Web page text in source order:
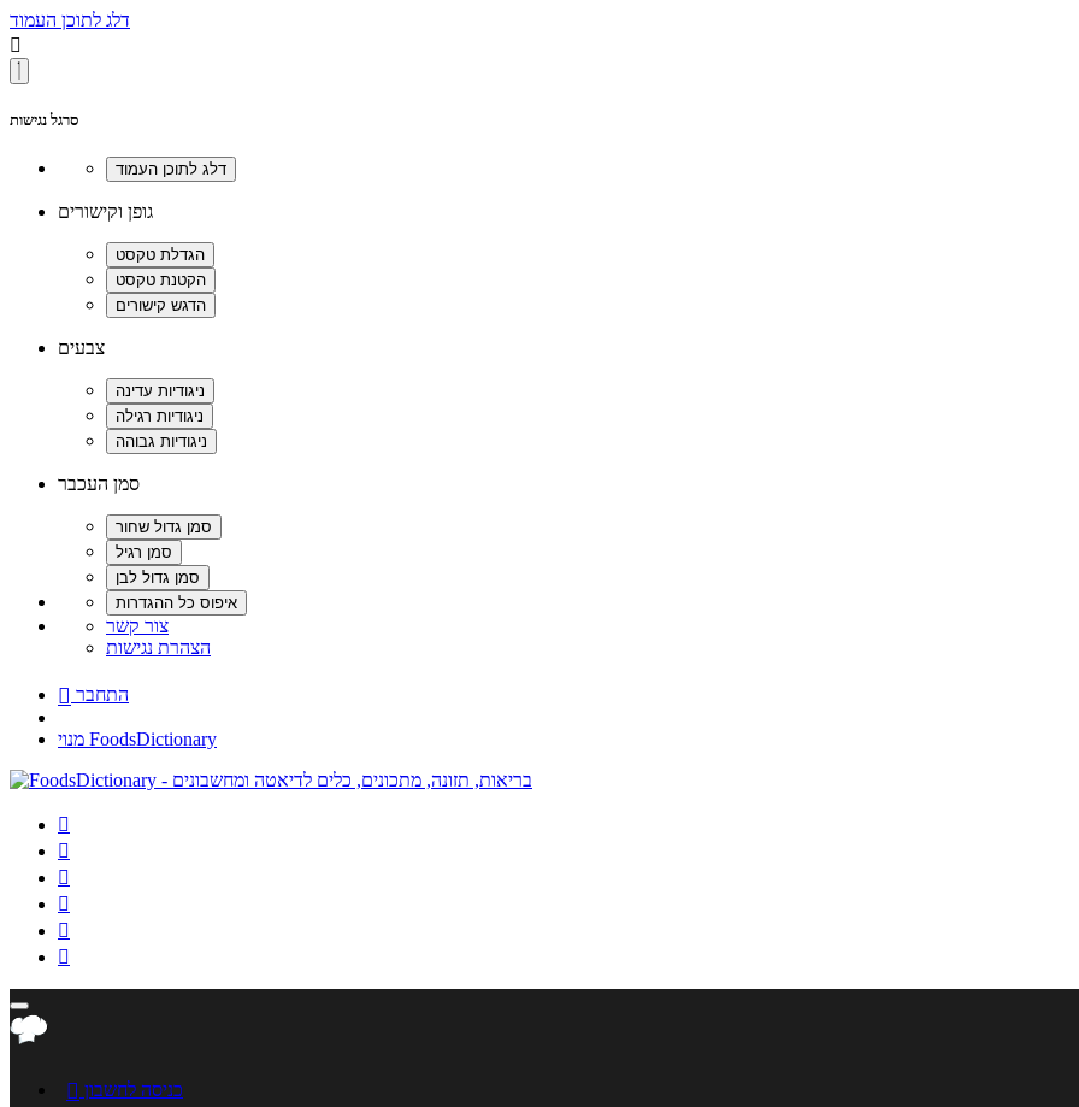
דלג לתוכן העמוד

סרגל נגישות
גופן וקישורים
צבעים
סמן העכבר
צור קשר
הצהרת נגישות
 התחבר
מנוי FoodsDictionary






 כניסה לחשבון